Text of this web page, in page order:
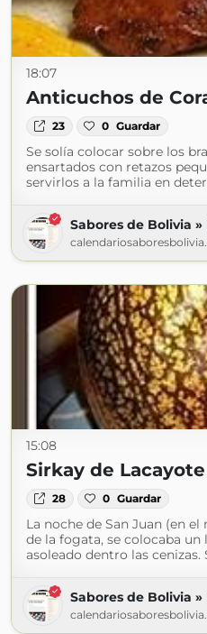
18:07
Anticuchos de
23 0 Guardar
Se solía colocar sobre los
ensartados con retazos
servirlos a la familia en
Sabores de Bolivia »
15:08
Sirkay de Lacayote
28 0 Guardar
La noche de San Juan (en
de la fogata, se colocaba
asoleado dentro las cenizas.
Sabores de Bolivia »